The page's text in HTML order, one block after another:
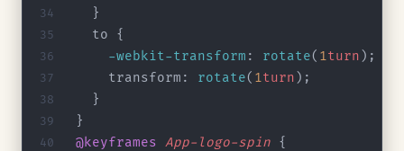
  }
  to {
    -webkit-transform
: rotate( 1turn );
    transform:
rotate( 1turn );
  }
}
@keyframes App-logo-spin {